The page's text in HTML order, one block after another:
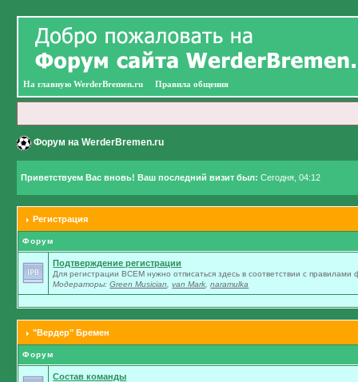
На главную WerderBremen.ru Правила общения
Форум на WerderBremen.ru
Приветствуем Вас вновь! Ваш последний визит был:Сегодня, 04:12
Регистрация
Форум
Подтверждение регистрации
Для регистрации ВСЕМ нужно отписаться здесь в соответствии с правилами
Модераторы:Green Musician ,van Mark ,naramulka
"Вердер" Бремен
Форум
Состав команды